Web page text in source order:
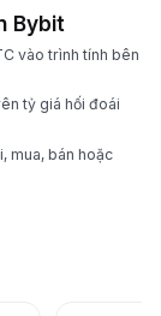
Bybit
vào trình tính bên
tỷ giá hối đoái
mua, bán hoặc